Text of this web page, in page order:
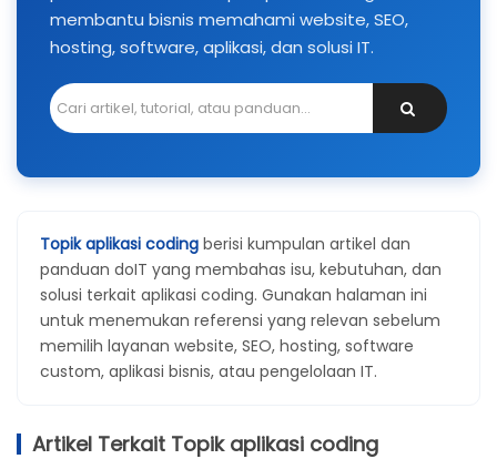
membantu bisnis memahami website, SEO,
hosting, software, aplikasi, dan solusi IT.
Topik aplikasi coding berisi kumpulan artikel dan
panduan doIT yang membahas isu, kebutuhan, dan
solusi terkait aplikasi coding. Gunakan halaman ini
untuk menemukan referensi yang relevan sebelum
memilih layanan website, SEO, hosting, software
custom, aplikasi bisnis, atau pengelolaan IT.
Artikel Terkait Topik aplikasi coding